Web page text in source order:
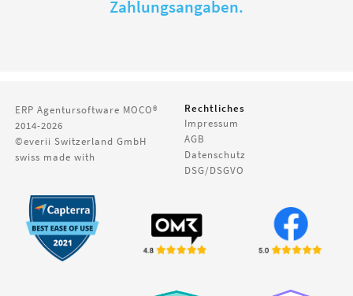
Zahlungsangaben.
ERP Agentursoftware MOCO®
2014-2026
©everii Switzerland GmbH
swiss made with
Rechtliches
Impressum
AGB
Datenschutz
DSG/DSGVO